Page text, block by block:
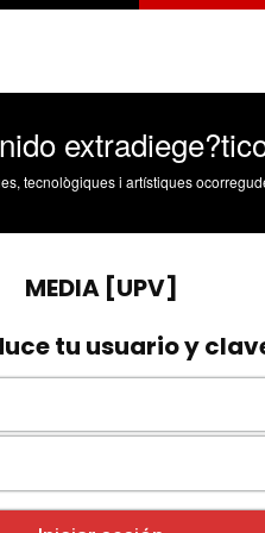
2.4
i artístiques ocorregudes en els tres